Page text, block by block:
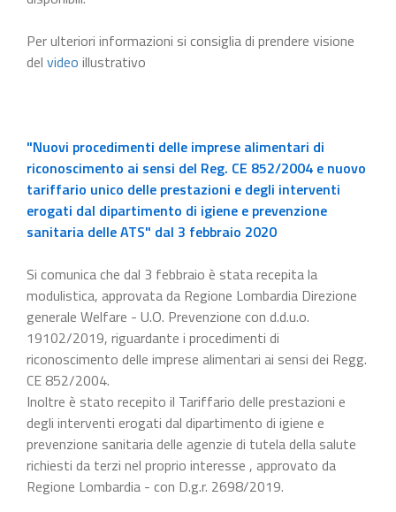
Per ulteriori informazioni si consiglia di prendere visione
del video illustrativo
"Nuovi procedimenti delle imprese alimentari di
riconoscimento ai sensi del Reg. CE 852/2004 e nuovo
tariffario unico delle prestazioni e degli interventi
erogati dal dipartimento di igiene e prevenzione
sanitaria delle ATS" dal 3 febbraio 2020
Si comunica che dal 3 febbraio è stata recepita la
modulistica, approvata da Regione Lombardia Direzione
generale Welfare - U.O. Prevenzione con d.d.u.o.
19102/2019, riguardante i procedimenti di
riconoscimento delle imprese alimentari ai sensi dei Regg.
CE 852/2004.
Inoltre è stato recepito il Tariffario delle prestazioni e
degli interventi erogati dal dipartimento di igiene e
prevenzione sanitaria delle agenzie di tutela della salute
richiesti da terzi nel proprio interesse , approvato da
Regione Lombardia - con D.g.r. 2698/2019.